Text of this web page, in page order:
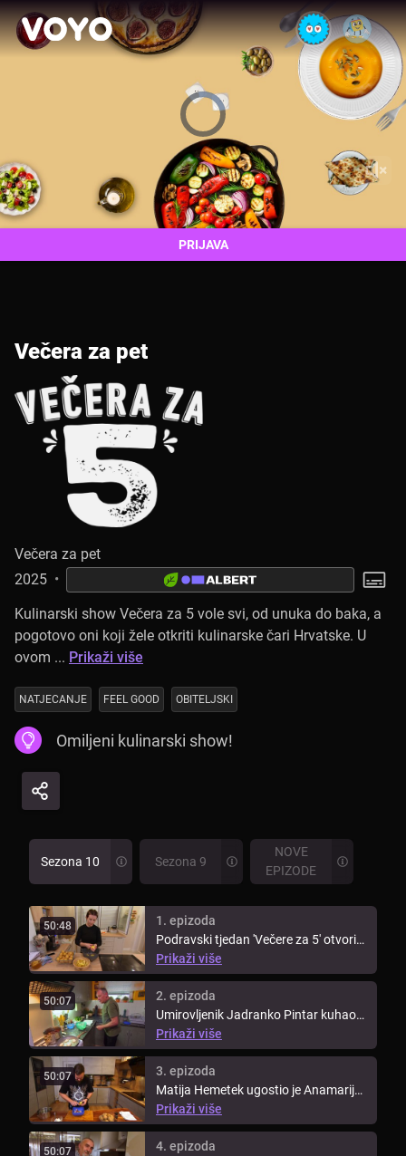
Video
Player
is
loading.
Večera za pet
Večera za pet
2025 •
Kulinarski show Večera za 5 vole svi, od unuka do baka, a
pogotovo oni koji žele otkriti kulinarske čari Hrvatske. U
ovom ... Prikaži više
NATJECANJE FEEL GOOD OBITELJSKI
Omiljeni kulinarski show!
PRIJAVA
Sezona 10 Sezona 9
NOVE
EPIZODE
50:48
1. epizoda
Podravski tjedan 'Večere za 5' otvorila
je Anamarija Šimunić, koja je ...
Prikaži više
50:07
2. epizoda
Umirovljenik Jadranko Pintar kuhao
je za svoje protukandidate drugi ...
Prikaži više
50:07
3. epizoda
Matija Hemetek ugostio je Anamariju,
Jadranka, Mladena i Branka u ...
Prikaži više
50:07
4. epizoda